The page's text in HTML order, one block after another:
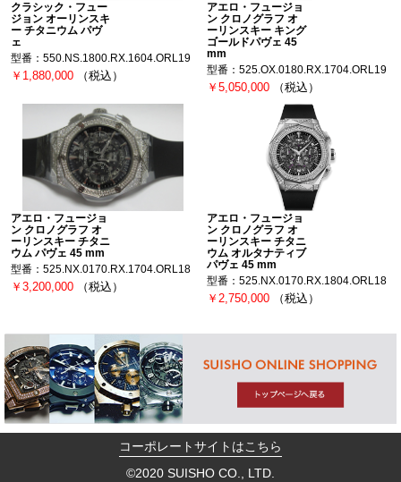
クラシック・フュー
ジョン オーリンスキ
ー チタニウム パヴ
ェ
型番：550.NS.1800.RX.1604.ORL19
￥1,880,000 （税込）
アエロ・フュージョ
ン クロノグラフ オ
ーリンスキー キング
ゴールドパヴェ 45
mm
型番：525.OX.0180.RX.1704.ORL19
￥5,050,000 （税込）
アエロ・フュージョ
ン クロノグラフ オ
ーリンスキー チタニ
ウム パヴェ 45 mm
型番：525.NX.0170.RX.1704.ORL18
￥3,200,000 （税込）
アエロ・フュージョ
ン クロノグラフ オ
ーリンスキー チタニ
ウム オルタナティブ
パヴェ 45 mm
型番：525.NX.0170.RX.1804.ORL18
￥2,750,000 （税込）
コーポレートサイトはこちら
©2020 SUISHO CO., LTD.